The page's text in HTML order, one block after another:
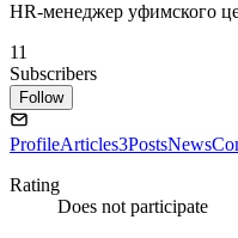
HR-менеджер уфимского
11
Subscribers
Follow
ProfileArticles3PostsNews
Rating
Does not participate